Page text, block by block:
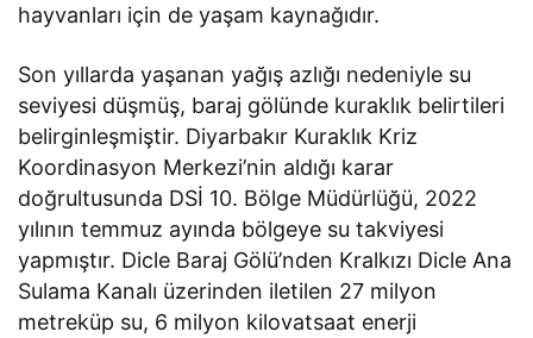
hayvanları için de yaşam kaynağıdır.
Son yıllarda yaşanan yağış azlığı nedeniyle su
seviyesi düşmüş, baraj gölünde kuraklık belirtileri
belirginleşmiştir. Diyarbakır Kuraklık Kriz
Koordinasyon Merkezi’nin aldığı karar
doğrultusunda DSİ 10. Bölge Müdürlüğü, 2022
yılının temmuz ayında bölgeye su takviyesi
yapmıştır. Dicle Baraj Gölü’nden Kralkızı Dicle Ana
Sulama Kanalı üzerinden iletilen 27 milyon
metreküp su, 6 milyon kilovatsaat enerji